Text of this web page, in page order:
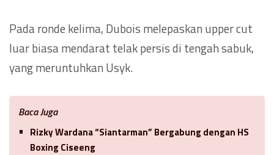
Pada ronde kelima, Dubois melepaskan upper cut
luar biasa mendarat telak persis di tengah sabuk,
yang meruntuhkan Usyk.
Baca Juga
Rizky Wardana “Siantarman” Bergabung dengan HS
Boxing Ciseeng